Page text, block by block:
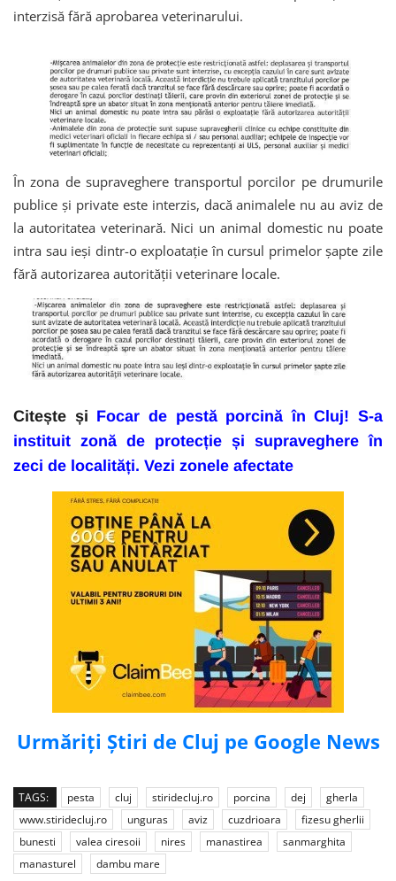
interzisă fără aprobarea veterinarului.
În zona de supraveghere transportul porcilor pe drumurile
publice și private este interzis, dacă animalele nu au aviz de
la autoritatea veterinară. Nici un animal domestic nu poate
intra sau ieşi dintr-o exploataţie în cursul primelor şapte zile
fără autorizarea autorităţii veterinare locale.
Citește și Focar de pestă porcină în Cluj! S-a
instituit zonă de protecție și supraveghere în
zeci de localități. Vezi zonele afectate
Urmăriți Știri de Cluj pe Google News
TAGS: pesta cluj stiridecluj.ro porcina dej
gherla
www.stiridecluj.ro
unguras aviz cuzdrioara
fizesu gherlii
bunesti
valea ciresoii nires manastirea
sanmarghita
manasturel
dambu mare